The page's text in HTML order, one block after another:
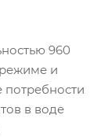
960
режиме и
потребности
в воде